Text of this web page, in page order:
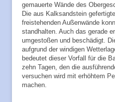
gemauerte Wände des
Die aus Kalksandstein
freistehenden Außenwände
standhalten. Auch das gerade
umgestoßen und beschädigt.
aufgrund der windigen
bedeutet dieser Vorfall für die
zehn Tagen, den die
versuchen wird mit erhöhtem
machen.